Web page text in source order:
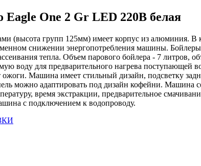
One 2 Gr LED 220В белая
(высота групп 125мм) имеет корпус из алюминия. В
снижении энергопотребления машины.
тепла. Объем парового бойлера - 7 литров,
воду для предварительного нагрева
Машина имеет стильный дизайн, подсветку
можно адаптировать под дизайн кофейни. Машина
время экстракции, предварительное
с подключением к водопроводу.